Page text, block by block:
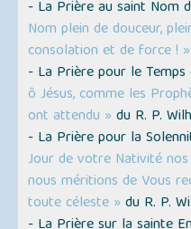
- La Prière au saint Nom
Nom plein de douceur,
consolation et de force ! »
- La Prière pour le Temps
ô Jésus, comme les
ont attendu » du R. P.
- La Prière pour la
Jour de votre Nativité
nous méritions de Vous
toute céleste » du R. P.